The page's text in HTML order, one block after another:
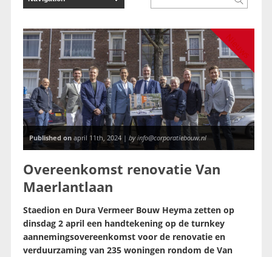
Nieuws
Published onapril 11th, 2024 | by info@corporatiebouw.nl
Overeenkomst renovatie Van
Maerlantlaan
Staedion en Dura Vermeer Bouw Heyma zetten op
dinsdag 2 april een handtekening op de turnkey
aannemingsovereenkomst voor de renovatie en
verduurzaming van 235 woningen rondom de Van